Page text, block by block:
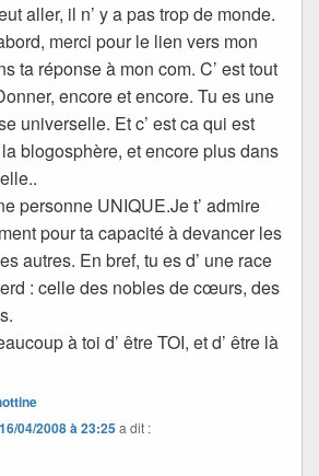
aller, il n’ y a pas trop de monde.
merci pour le lien vers mon
ta réponse à mon com. C’ est tout
encore et encore. Tu es une
universelle. Et c’ est ca qui est
blogosphère, et encore plus dans
personne UNIQUE.Je t’ admire
pour ta capacité à devancer les
autres. En bref, tu es d’ une race
: celle des nobles de cœurs, des
à toi d’ être TOI, et d’ être là
16/04/2008 à 23:25a dit :